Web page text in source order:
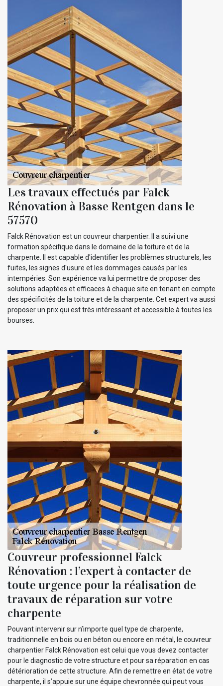
Les travaux effectués par Falck
Rénovation à Basse Rentgen dans le
57570
Falck Rénovation est un couvreur charpentier. Il a suivi une
formation spécifique dans le domaine de la toiture et de la
charpente. Il est capable d'identifier les problèmes structurels, les
fuites, les signes d'usure et les dommages causés par les
intempéries. Son expérience va lui permettre de proposer des
solutions adaptées et efficaces à chaque site en tenant en compte
des spécificités de la toiture et de la charpente. Cet expert va aussi
proposer un prix qui est très intéressant et accessible à toutes les
bourses.
Couvreur professionnel Falck
Rénovation : l’expert à contacter de
toute urgence pour la réalisation de
travaux de réparation sur votre
charpente
Pouvant intervenir sur n’importe quel type de charpente,
traditionnelle en bois ou en béton ou encore en métal, le couvreur
charpentier Falck Rénovation est celui que vous devez contacter
pour le diagnostic de votre structure et pour sa réparation en cas
détérioration de cette structure. Afin de remettre en état de votre
charpente, il s’appuie sur une équipe chevronnée qui peut vous